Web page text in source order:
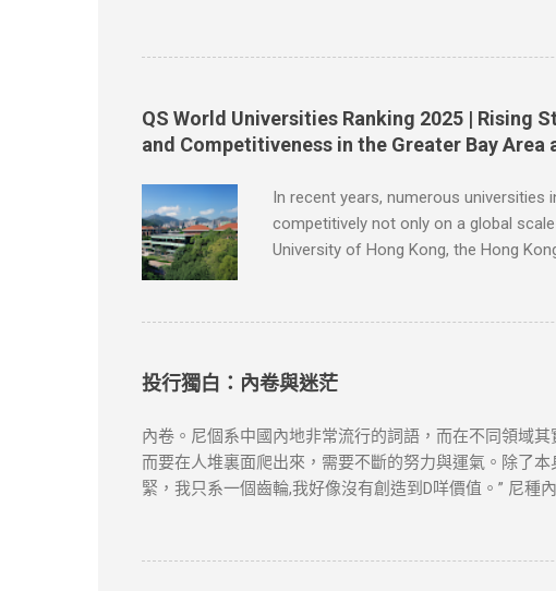
當達瑞為父親取報紙的時候，一個主意誕生了。當天他
筆者及網站不對讀者閲讀前後的任何行爲負責。如有錯
問題，請版權持有人與我們聯絡，我們會配合及作出適當
QS World Universities Ranking 2025 | Rising
and Competitiveness in the Greater Bay Area
In recent years, numerous universities
competitively not only on a global
University of Hong Kong, the Hong
Kong University of Science and
Kong ha...
投行獨白：內卷與迷茫
內卷。尼個系中國內地非常流行的詞語，而在不同領域
而要在人堆裏面爬出來，需要不斷的努力與運氣。除了
緊，我只系一個齒輪,我好像沒有創造到D咩價值。” 尼種
side，的確可以換來Work Life Balance，但個D工作真